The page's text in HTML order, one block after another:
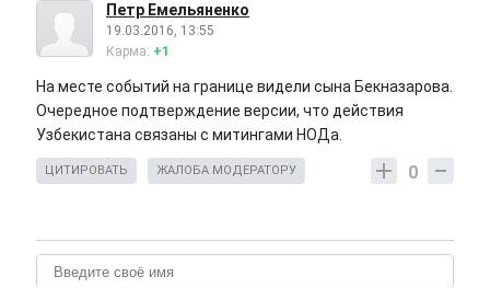
Петр Емельяненко
19.03.2016, 13:55
Карма: +1
На месте событий на границе видели сына Бекназарова.
Очередное подтверждение версии, что действия
Узбекистана связаны с митингами НОДа.
0
ЦИТИРОВАТЬ ЖАЛОБА МОДЕРАТОРУ